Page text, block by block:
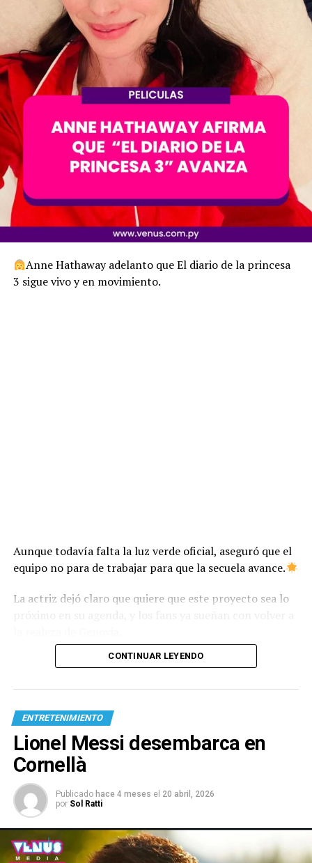
Anne Hathaway adelanto que El diario de la princesa
3 sigue vivo y en movimiento.
Aunque todavía falta la luz verde oficial, aseguró que el
equipo no para de trabajar para que la secuela avance.
La actriz dejó claro que quiere que este proyecto sea lo
CONTINUAR LEYENDO
ENTRETENIMIENTO
Lionel Messi desembarca en
Cornellà
Publicado hace 4 meses el 20 abril, 2026
por Sol Ratti